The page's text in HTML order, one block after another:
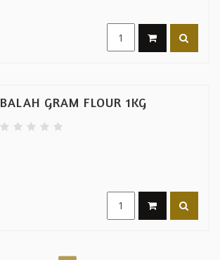
BALAH GRAM FLOUR 1KG